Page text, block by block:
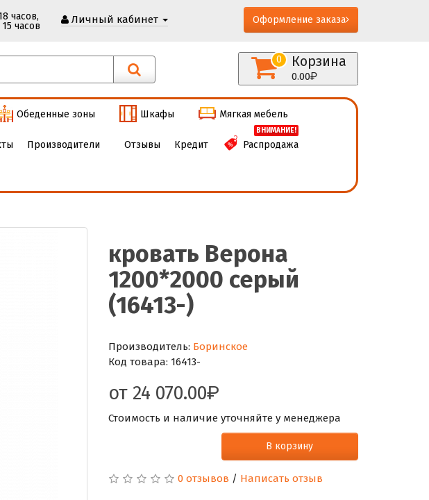
часов,
часов
Личный кабинет Оформление заказа
Корзина
0
0.00
Обеденные зоны Шкафы Мягкая мебель
Производители Отзывы Кредит
ВНИМАНИЕ!
Распродажа
кровать Верона
1200*2000 серый
(16413-)
Производитель: Боринское
Код товара: 16413-
от 24 070.00
Стоимость и наличие уточняйте у менеджера
В корзину
0 отзывов / Написать отзыв